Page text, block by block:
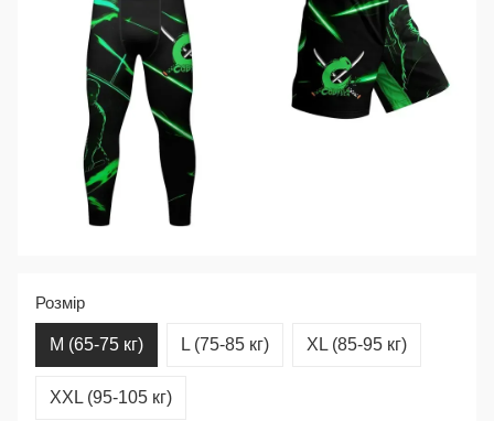
Розмір
M (65-75 кг) L (75-85 кг) XL (85-95 кг)
XXL (95-105 кг)